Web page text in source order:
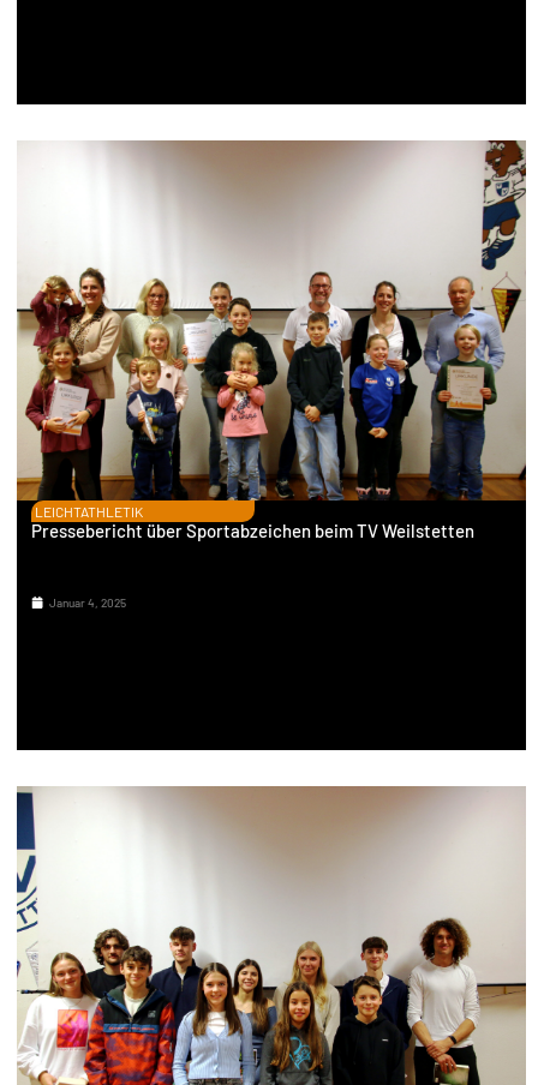
LEICHTATHLETIK
Pressebericht über Sportabzeichen beim TV Weilstetten
Januar 4, 2025